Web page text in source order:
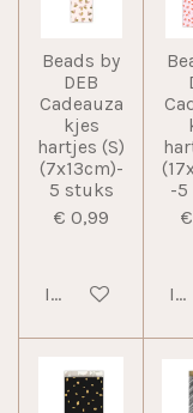
Beads by
DEB
Cadeauza
kjes
hartjes (S)
(7x13cm)-
5 stuks
€ 0,99
In winkelwagen
-5
In